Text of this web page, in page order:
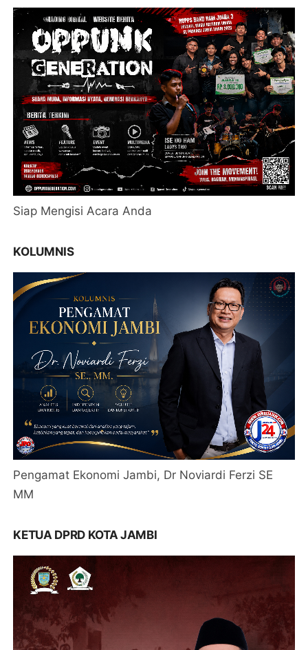
Siap Mengisi Acara Anda
KOLUMNIS
Pengamat Ekonomi Jambi, Dr Noviardi Ferzi SE
MM
KETUA DPRD KOTA JAMBI